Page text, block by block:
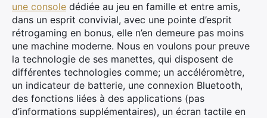
une console dédiée au jeu en famille et entre amis,
dans un esprit convivial, avec une pointe d’esprit
rétrogaming en bonus, elle n’en demeure pas moins
une machine moderne. Nous en voulons pour preuve
la technologie de ses manettes, qui disposent de
différentes technologies comme; un accéléromètre,
un indicateur de batterie, une connexion Bluetooth,
des fonctions liées à des applications (pas
d’informations supplémentaires), un écran tactile en